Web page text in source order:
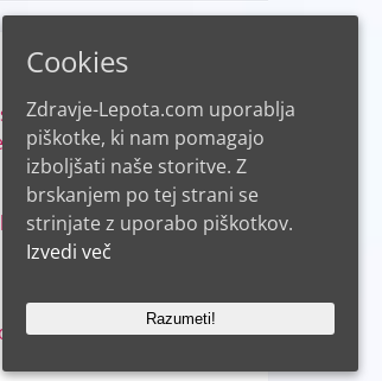
in inkontinenca – kaj
o njiju
– o njegovih koristih
škodi!
porabite 500 kalorij
Cookies
Zdravje-Lepota.com uporablja
piškotke, ki nam pomagajo
izboljšati naše storitve. Z
brskanjem po tej strani se
strinjate z uporabo piškotkov.
Izvedi več
Razumeti!